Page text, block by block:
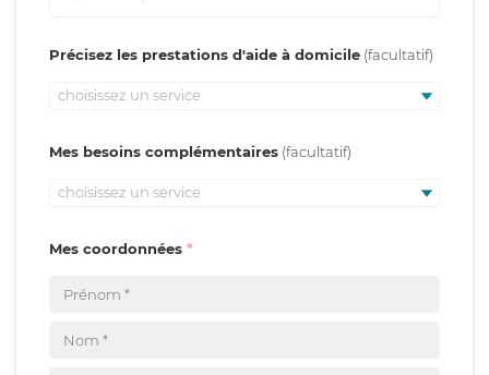
Précisez les prestations d'aide à domicile
choisissez un service
Mes besoins complémentaires
choisissez un service
Mes coordonnées